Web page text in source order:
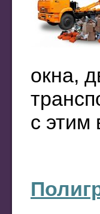
окна,
с этим